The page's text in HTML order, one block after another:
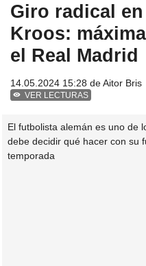
Giro radical
Kroos:
el Real Madrid
14.05.2024 15:28 deAitor Bris
VER LECTURAS
El futbolista alemán es uno de
debe decidir qué hacer con su
temporada